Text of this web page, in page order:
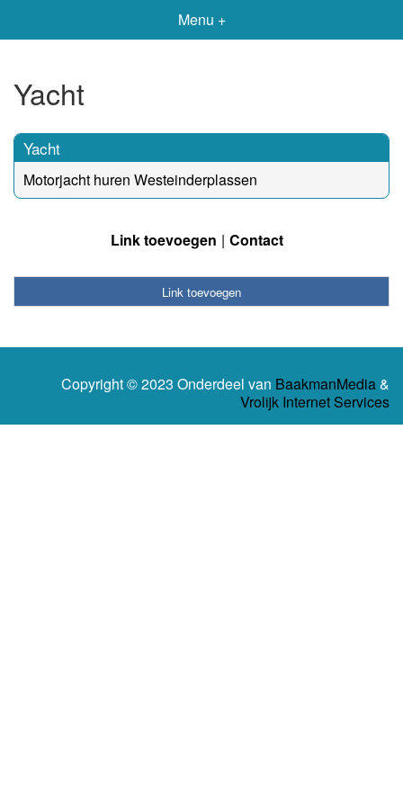
Menu +
Yacht
Yacht
Motorjacht huren Westeinderplassen
Link toevoegen Contact
Link toevoegen
Copyright © 2023 Onderdeel van BaakmanMedia&
Vrolijk Internet Services